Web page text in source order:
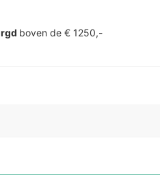
boven de € 1250,-